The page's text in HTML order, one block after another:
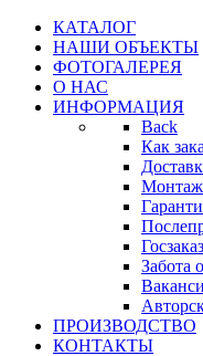
КАТАЛОГ
НАШИ ОБЪЕКТЫ
ФОТОГАЛЕРЕЯ
О НАС
ИНФОРМАЦИЯ
Back
Как
Монтаж
Забота
ПРОИЗВОДСТВО
КОНТАКТЫ